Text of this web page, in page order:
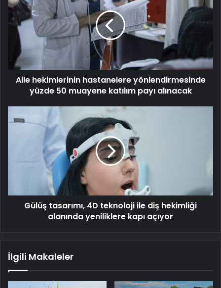
hastanelere
yönlendirmesinde
yüzde
muayene
katılım
payı
alınacak
Aile hekimlerinin hastanelere yönlendirmesinde
yüzde 50 muayene katılım payı alınacak
tasarımı,
yeniliklere
Gülüş tasarımı, 4D teknoloji ile diş hekimliği
alanında yeniliklere kapı açıyor
İlgili Makaleler